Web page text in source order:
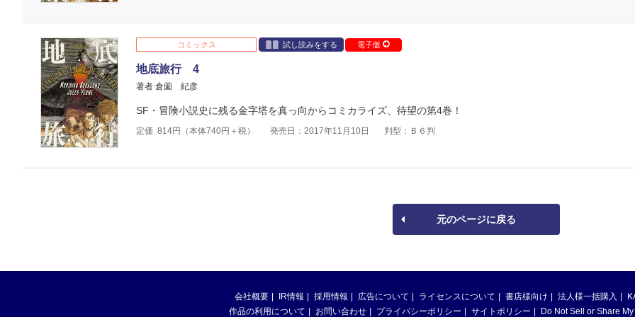
コミックス 試し読みをする 電子版
地底旅行 4
著者 倉薗 紀彦
SF・冒険小説史に残る金字塔を真っ向からコミカライズ、待望の第4巻！
定価 814円（本体740円＋税） 発売日：2017年11月10日 判型：Ｂ６判
元のページに戻る
会社概要 IR情報 採用情報 広告について ライセンスについて 書店様向け 法人様一括購入
作品の利用について
お問い合わせ プライバシーポリシー サイトポリシー Do Not Sell or Share